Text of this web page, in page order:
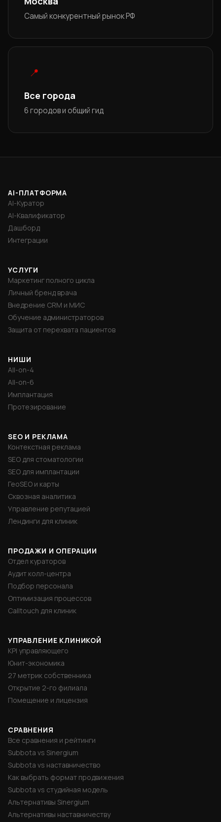
Самый конкурентный рынок РФ
📍
Все города
6 городов и общий гид
AI-ПЛАТФОРМА
AI-Куратор
AI-Квалификатор
Дашборд
Интеграции
УСЛУГИ
Маркетинг полного цикла
Личный бренд врача
Внедрение CRM и МИС
Обучение администраторов
Защита от перехвата пациентов
НИШИ
All-on-4
All-on-6
Имплантация
Протезирование
SEO И РЕКЛАМА
Контекстная реклама
SEO для стоматологии
SEO для имплантации
ГеоSEO и карты
Сквозная аналитика
Управление репутацией
Лендинги для клиник
ПРОДАЖИ И ОПЕРАЦИИ
Отдел кураторов
Аудит колл-центра
Подбор персонала
Оптимизация процессов
Calltouch для клиник
УПРАВЛЕНИЕ КЛИНИКОЙ
KPI управляющего
Юнит-экономика
27 метрик собственника
Открытие 2-го филиала
Помещение и лицензия
СРАВНЕНИЯ
Все сравнения и рейтинги
Subbota vs Sinergium
Subbota vs наставничество
Как выбрать формат продвижения
Subbota vs студийная модель
Альтернативы Sinergium
Альтернативы наставничеству